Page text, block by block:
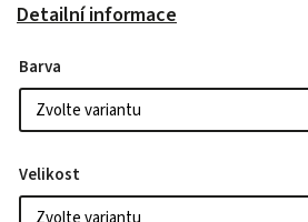
Detailní informace
Barva
Velikost